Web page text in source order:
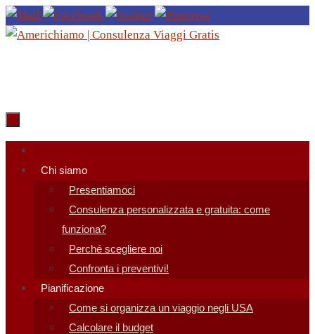
Salta
al
Salta
contenuto
Chi siamo
Presentiamoci
Consulenza personalizzata e gratuita: come
funziona?
Perché scegliere noi
Confronta i preventivi!
Pianificazione
Come si organizza un viaggio negli USA
Calcolare il budget